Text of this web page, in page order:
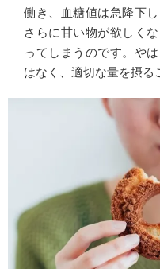
働き、血糖値は急降下
さらに甘い物が欲しく
ってしまうのです。や
はなく、適切な量を摂る